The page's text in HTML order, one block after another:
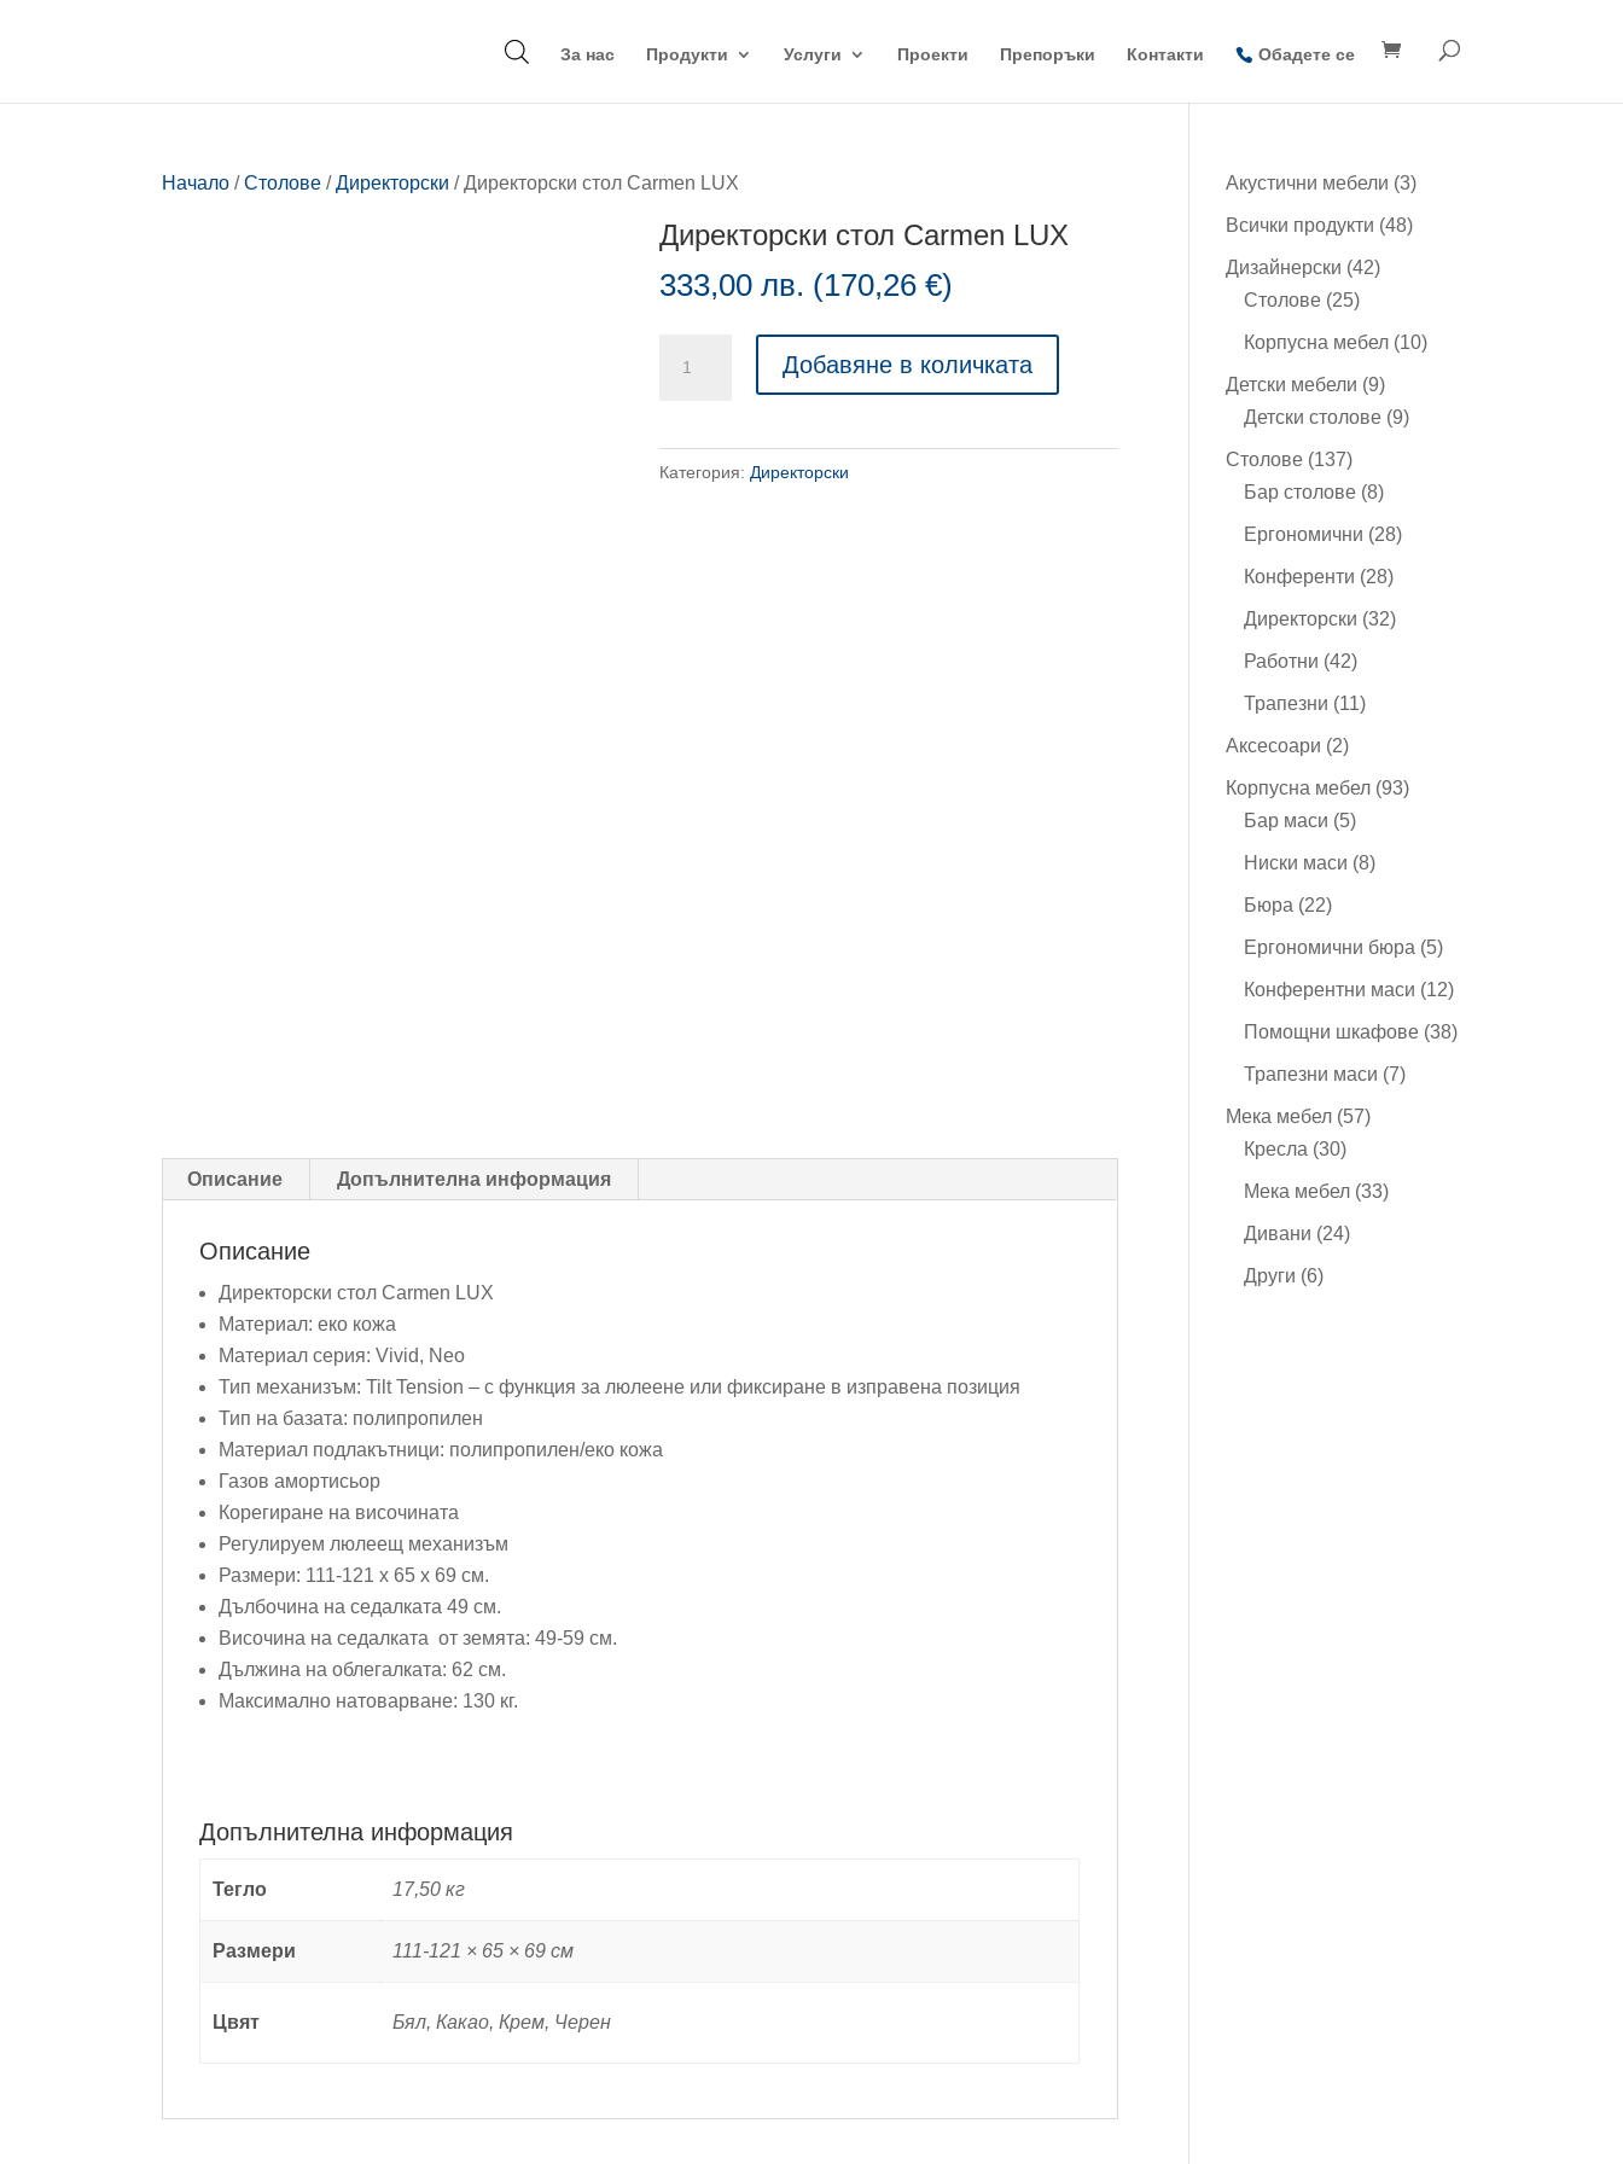
За нас Продукти Услуги Проекти Препоръки Контакти Обадете се
Начало /Столове /Директорски / Директорски стол Carmen LUX
Директорски стол Carmen LUX
333,00лв. (170,26€)
стол
Carmen
Добавяне в количката
Категория: Директорски
Описание Допълнителна информация
Описание
Директорски стол Carmen LUX
Материал: еко кожа
Материал серия: Vivid, Neo
Тип механизъм: Tilt Tension – с функция за люлеене или фиксиране в изправена позиция
Тип на базата: полипропилен
Материал подлакътници: полипропилен/еко кожа
Газов амортисьор
Корегиране на височината
Регулируем люлеещ механизъм
Размери: 111-121 х 65 х 69 см.
Дълбочина на седалката 49 см.
Височина на седалката от земята: 49-59 см.
Дължина на облегалката: 62 см.
Максимално натоварване: 130 кг.
Допълнителна информация
Тегло 17,50 кг
Размери 111-121 × 65 × 69 см
Цвят Бял, Какао, Крем, Черен
Акустични мебели 33
продукта
Всички продукти 4848
Дизайнерски 4242
Столове 2525
продукта
Корпусна мебел 1010
Детски мебели 99
продукта
Детски столове 99
Столове 137137
продукта
Бар столове 88
продукта
Ергономични 2828
Конференти 2828
продукта
Директорски 3232
Работни 4242
продукта
Трапезни 1111
Аксесоари 22
продукта
Корпусна мебел 9393
Бар маси 55
продукта
Ниски маси 88
Бюра 2222
продукта
Ергономични бюра 55
продукта
Конферентни маси 1212
продукта
Помощни шкафове 3838
Трапезни маси 77
Мека мебел 5757
Кресла 3030
продукта
Мека мебел 3333
Дивани 2424
Други 66